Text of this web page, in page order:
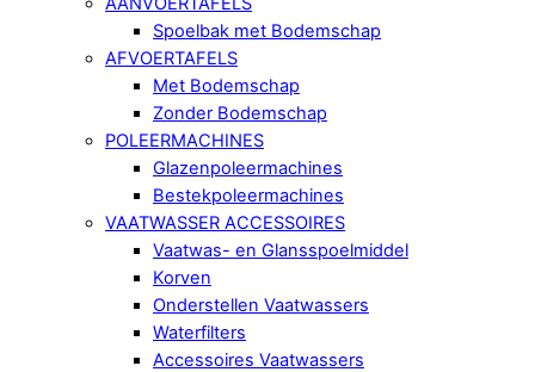
Spoelbak met Bodemschap
AFVOERTAFELS
Met Bodemschap
Zonder Bodemschap
POLEERMACHINES
Glazenpoleermachines
Bestekpoleermachines
VAATWASSER ACCESSOIRES
Vaatwas- en Glansspoelmiddel
Korven
Onderstellen Vaatwassers
Waterfilters
Accessoires Vaatwassers